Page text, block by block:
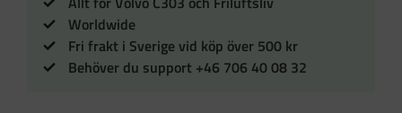
Worldwide
Fri frakt i Sverige vid köp över 500 kr
Behöver du support +46 706 40 08 32